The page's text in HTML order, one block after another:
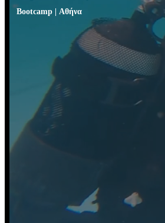
Bootcamp | Αθήνα